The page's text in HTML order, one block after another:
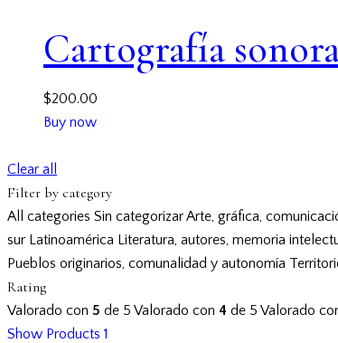
Cartografía
$200.00
Buy now
Clear all
Filter by category
All categories Sin categorizarArte, gráfica,
sur Latinoamérica Literatura, autores, memoria
Pueblos originarios, comunalidad y autonomía
Rating
Valorado con 5 de 5 Valorado con 4 de 5 Valorado
Show Products 1